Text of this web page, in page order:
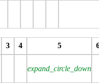
3 4 5
expand_circle_down